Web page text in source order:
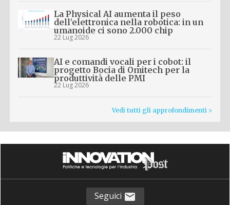
La Physical AI aumenta il peso
dell’elettronica nella robotica: in un
umanoide ci sono 2.000 chip
22 Lug 2026
AI e comandi vocali per i cobot: il
progetto Bocia di Omitech per la
produttività delle PMI
22 Lug 2026
Vedi tutti gli approfondimenti >
Seguici